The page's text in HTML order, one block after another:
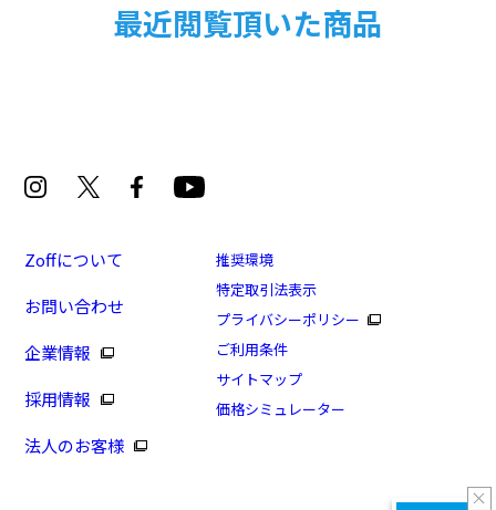
最近閲覧頂いた商品
Zoffについて
お問い合わせ
企業情報
採用情報
法人のお客様
推奨環境
特定取引法表示
プライバシーポリシー
ご利用条件
サイトマップ
価格シミュレーター